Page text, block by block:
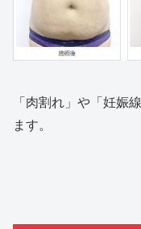
「肉割れ」や「妊娠
ます。